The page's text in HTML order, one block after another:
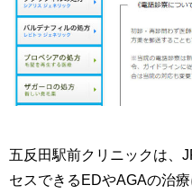
五反田駅前クリニックは、
セスできるEDやAGAの治